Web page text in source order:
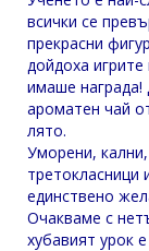
всички се
прекрасни
дойдоха
имаше награда!
ароматен чай
лято.
Уморени,
третокласници
единствено
Очакваме с
хубавият урок